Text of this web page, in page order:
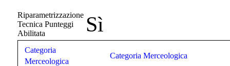
Riparametrizzazione
Tecnica Punteggi
Abilitata
Sì
Categoria
Merceologica
Categoria Merceologica